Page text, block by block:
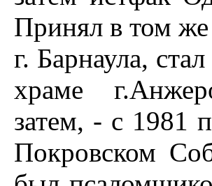
Принял в том
г. Барнаула,
храме
затем, - с 1981
Покровском